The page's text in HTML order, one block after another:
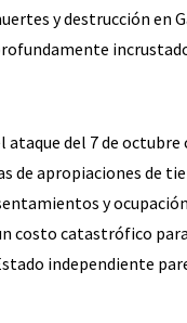
y destrucción en
ataque del 7 de octubre
de apropiaciones de
y
costo catastrófico
independiente